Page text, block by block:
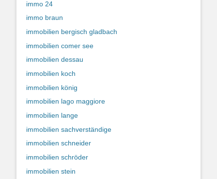
immo 24
immo braun
immobilien bergisch gladbach
immobilien comer see
immobilien dessau
immobilien koch
immobilien könig
immobilien lago maggiore
immobilien lange
immobilien sachverständige
immobilien schneider
immobilien schröder
immobilien stein